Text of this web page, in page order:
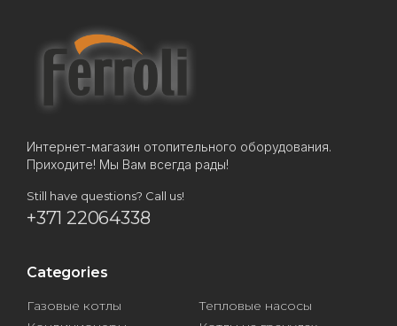
Интернет-магазин отопительного оборудования.
Приходите! Мы Вам всегда рады!
Still have questions? Call us!
+371 22064338
Categories
Газовые котлы
Тепловые насосы